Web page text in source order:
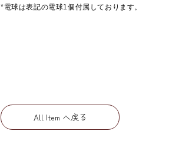
*電球は表記の電球1個付属しております。
All Item へ戻る